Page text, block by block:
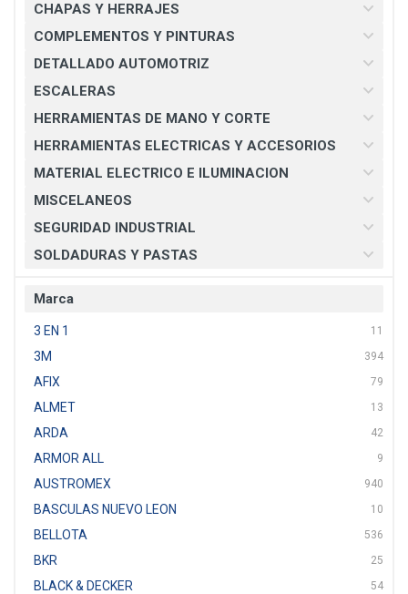
CHAPAS Y HERRAJES
COMPLEMENTOS Y PINTURAS
DETALLADO AUTOMOTRIZ
ESCALERAS
HERRAMIENTAS DE MANO Y CORTE
HERRAMIENTAS ELECTRICAS Y ACCESORIOS
MATERIAL ELECTRICO E ILUMINACION
MISCELANEOS
SEGURIDAD INDUSTRIAL
SOLDADURAS Y PASTAS
Marca
3 EN 1 11
3M 394
AFIX 79
ALMET 13
ARDA 42
ARMOR ALL 9
AUSTROMEX 940
BASCULAS NUEVO LEON 10
BELLOTA 536
BKR 25
BLACK & DECKER 54